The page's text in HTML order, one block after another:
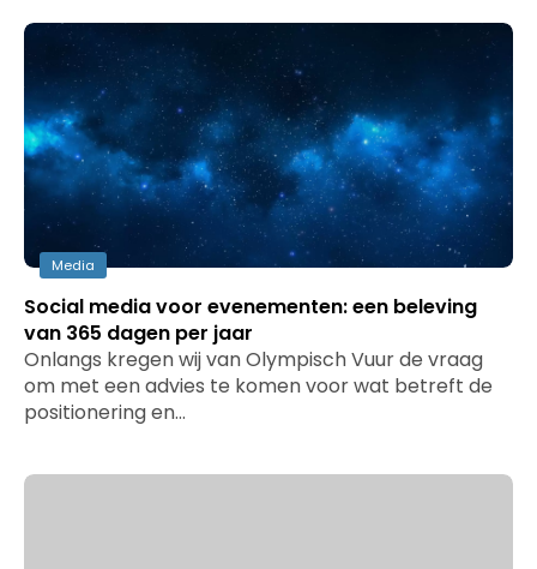
Media
Social media voor evenementen: een beleving
van 365 dagen per jaar
Onlangs kregen wij van Olympisch Vuur de vraag
om met een advies te komen voor wat betreft de
positionering en…